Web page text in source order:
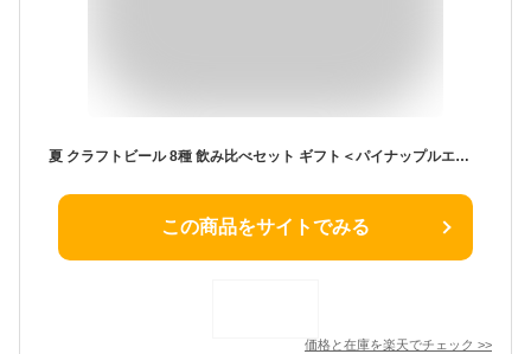
夏 クラフトビール 8種 飲み比べセット ギフト＜パイナップルエール 湘南ゴールド 黒ビール IPA チョコビール 地ビール 詰め合わせ＞誕生日プレゼント お中元 御中元 出産内祝い 結婚内祝い 還暦【本州送料無料】クラフトビールの神が手掛ける できたて直送 サンクトガーレン
この商品をサイトでみる
価格と在庫を楽天でチェック >>